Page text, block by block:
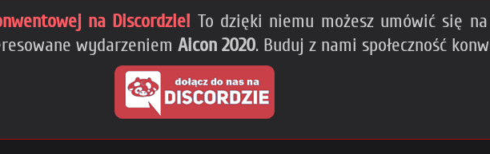
na Discordzie! To dzięki niemu możesz umówić się
wydarzeniem Aicon 2020. Buduj z nami społeczność